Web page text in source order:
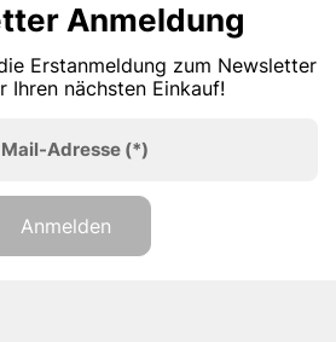
Anmeldung
Erstanmeldung zum Newsletter
Ihren nächsten Einkauf!
Adresse (*)
Anmelden